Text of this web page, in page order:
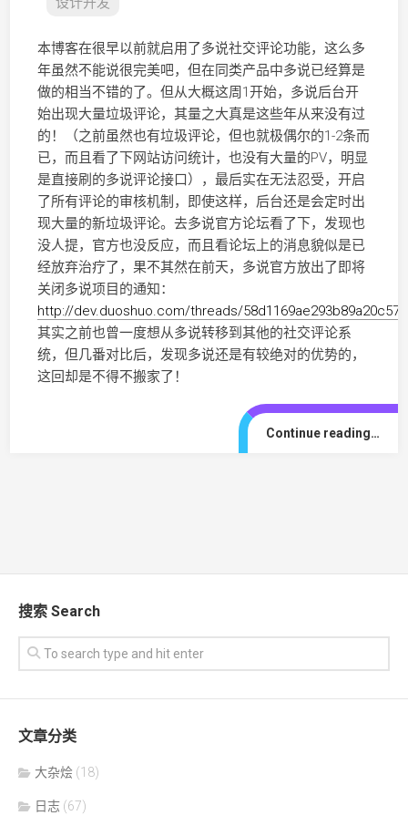
本博客在很早以前就启用了多说社交评论功能，这么多
年虽然不能说很完美吧，但在同类产品中多说已经算是
做的相当不错的了。但从大概这周1开始，多说后台开
始出现大量垃圾评论，其量之大真是这些年从来没有过
的！（之前虽然也有垃圾评论，但也就极偶尔的1-2条而
已，而且看了下网站访问统计，也没有大量的PV，明显
是直接刷的多说评论接口），最后实在无法忍受，开启
了所有评论的审核机制，即使这样，后台还是会定时出
现大量的新垃圾评论。去多说官方论坛看了下，发现也
没人提，官方也没反应，而且看论坛上的消息貌似是已
经放弃治疗了，果不其然在前天，多说官方放出了即将
关闭多说项目的通知：
http://dev.duoshuo.com/threads/
其实之前也曾一度想从多说转移到其他的社交评论系
统，但几番对比后，发现多说还是有较绝对的优势的，
这回却是不得不搬家了！
Continue reading…
搜索 Search
文章分类
大杂烩 (18)
日志 (67)